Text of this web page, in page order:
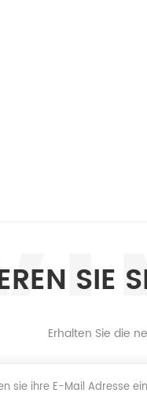
SIE
Erhalten Sie die